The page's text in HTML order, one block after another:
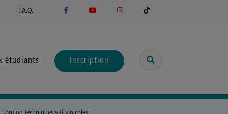
F.A.Q.
étudiants Inscription